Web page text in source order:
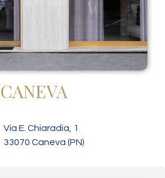
CANEVA
Via E. Chiaradia, 1
33070 Caneva (PN)